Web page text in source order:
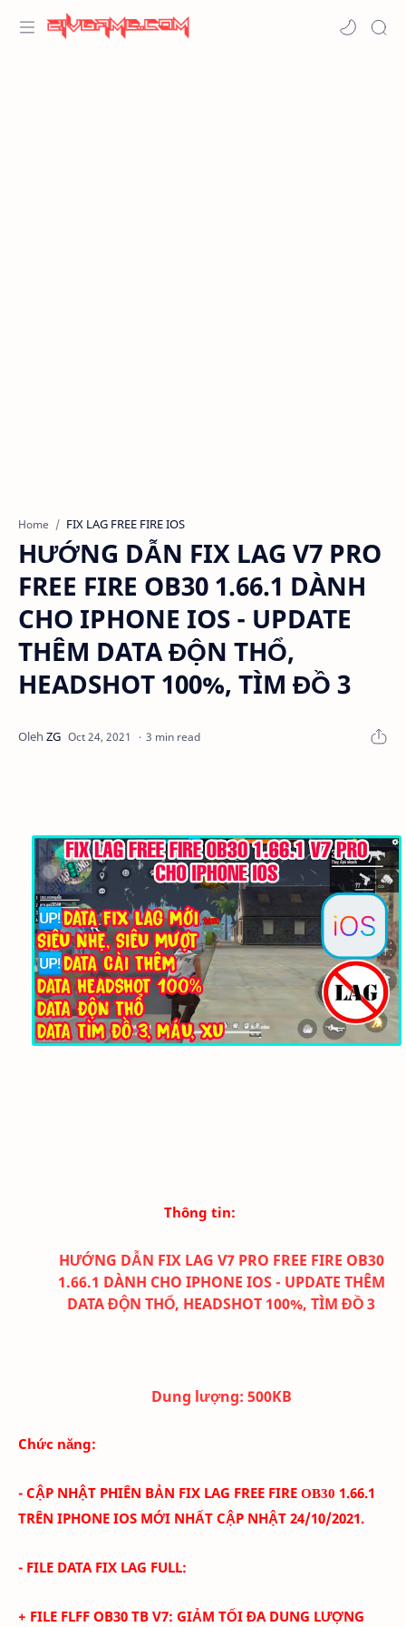
Home FIX LAG FREE FIRE IOS
HƯỚNG DẪN FIX LAG V7 PRO
FREE FIRE OB30 1.66.1 DÀNH
CHO IPHONE IOS - UPDATE
THÊM DATA ĐỘN THỔ,
HEADSHOT 100%, TÌM ĐỒ 3
3 min read
Thông tin:
HƯỚNG DẪN FIX LAG V7 PRO FREE FIRE OB30
1.66.1 DÀNH CHO IPHONE IOS - UPDATE THÊM
DATA ĐỘN THỔ, HEADSHOT 100%, TÌM ĐỒ 3
Dung lượng: 500KB
Chức năng:
- CẬP NHẬT PHIÊN BẢN FIX LAG FREE FIRE OB30 1.66.1
TRÊN IPHONE IOS MỚI NHẤT CẬP NHẬT 24/10/2021.
- FILE DATA FIX LAG FULL:
+ FILE FLFF OB30 TB V7: GIẢM TỐI ĐA DUNG LƯỢNG